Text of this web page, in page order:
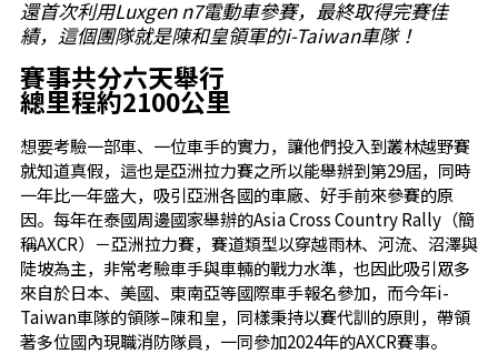
還首次利用Luxgen n7電動車參賽，最終取得完賽佳
績，這個團隊就是陳和皇領軍的i-Taiwan車隊！
賽事共分六天舉行
總里程約2100公里
想要考驗一部車、一位車手的實力，讓他們投入到叢林越野賽
就知道真假，這也是亞洲拉力賽之所以能舉辦到第29屆，同時
一年比一年盛大，吸引亞洲各國的車廠、好手前來參賽的原
因。每年在泰國周邊國家舉辦的Asia Cross Country Rally（簡
稱AXCR）－亞洲拉力賽，賽道類型以穿越雨林、河流、沼澤與
陡坡為主，非常考驗車手與車輛的戰力水準，也因此吸引眾多
來自於日本、美國、東南亞等國際車手報名參加，而今年i-
Taiwan車隊的領隊–陳和皇，同樣秉持以賽代訓的原則，帶領
著多位國內現職消防隊員，一同參加2024年的AXCR賽事。